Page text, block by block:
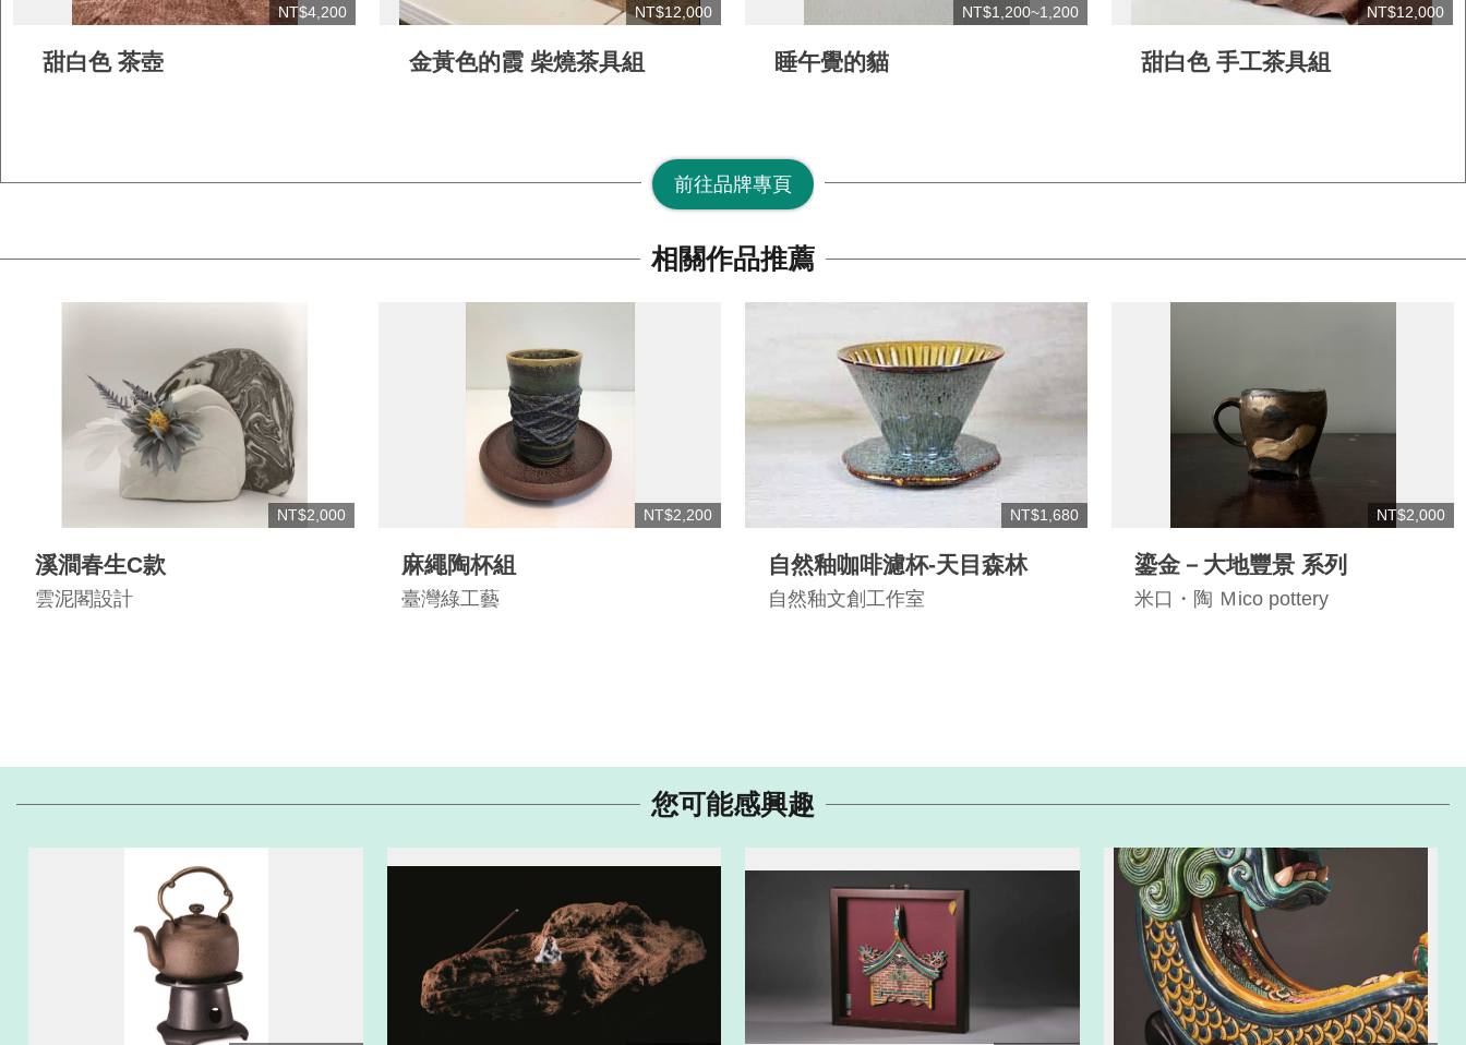
NT$4,200
甜白色 茶壺
NT$12,000
金黃色的霞 柴燒茶具組
NT$1,200~1,200
睡午覺的貓
NT$12,000
甜白色 手工茶具組
前往品牌專頁
相關作品推薦
NT$2,000
溪澗春生C款
雲泥閣設計
NT$2,200
麻繩陶杯組
臺灣綠工藝
NT$1,680
自然釉咖啡濾杯-天目森林
自然釉文創工作室
NT$2,000
鎏金－大地豐景 系列
米口・陶 Ｍico pottery
您可能感興趣